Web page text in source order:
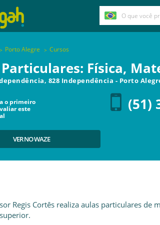
Porto Alegre Cursos
Física,
828 Independência - Porto
o primeiro
este
(51)
VER NO WAZE
Regis Cortês realiza aulas particulares